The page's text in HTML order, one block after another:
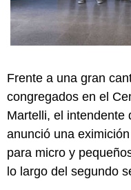
Frente a una gran
congregados en el
Martelli, el intendente
anunció una
para micro y
lo largo del segundo